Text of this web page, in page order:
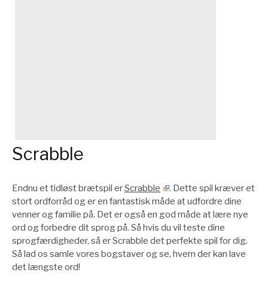
Scrabble
Endnu et tidløst brætspil erScrabble
. Dette spil kræver et
stort ordforråd og er en fantastisk måde at udfordre dine
venner og familie på. Det er også en god måde at lære nye
ord og forbedre dit sprog på. Så hvis du vil teste dine
sprogfærdigheder, så er Scrabble det perfekte spil for dig.
Så lad os samle vores bogstaver og se, hvem der kan lave
det længste ord!